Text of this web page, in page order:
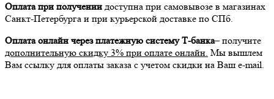
Оплата при получении доступна при самовывозе в магазинах
Санкт-Петербурга и при курьерской доставке по СПб.
Оплата онлайн через платежную систему Т-банка– получите
дополнительную скидку 3% при оплате онлайн. Мы вышлем
Вам ссылку для оплаты заказа с учетом скидки на Ваш e-mail.